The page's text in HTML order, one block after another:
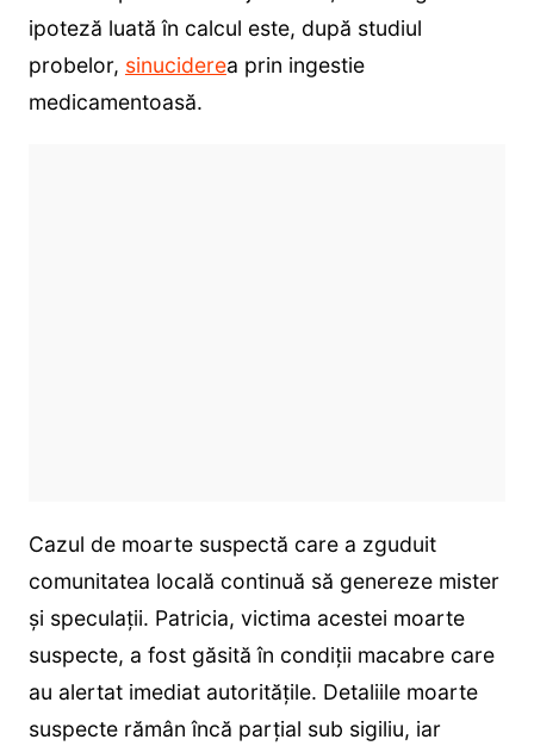
ipoteză luată în calcul este, după studiul
probelor, sinuciderea prin ingestie
medicamentoasă.
Cazul de moarte suspectă care a zguduit
comunitatea locală continuă să genereze mister
și speculații. Patricia, victima acestei moarte
suspecte, a fost găsită în condiții macabre care
au alertat imediat autoritățile. Detaliile moarte
suspecte rămân încă parțial sub sigiliu, iar